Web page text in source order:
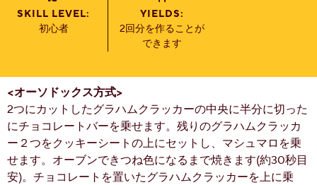
SKILL LEVEL:
初心者
YIELDS:
2回分を作ることが
できます
<オーソドックス方式>
2つにカットしたグラハムクラッカーの中央に半分に切った
にチョコレートバーを乗せます。残りのグラハムクラッカ
ー２つをクッキーシートの上にセットし、マシュマロを乗
せます。オーブンできつね色になるまで焼きます(約30秒目
安)。チョコレートを置いたグラハムクラッカーを上に乗